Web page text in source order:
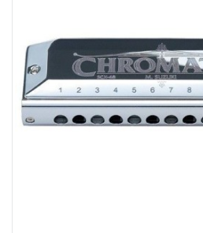
Việt Thương Music - Phường Gò Vấp
11 Đường số 3, Khu dân cư Cityland Park
Quận Gò Vấp, Hồ Chí Minh
Việt Thương Music - 442 Lũy Bán Bích
442 Lũy Bán Bích, Phường Tân Phú,
Việt Thương Music - 12 Quốc Hương